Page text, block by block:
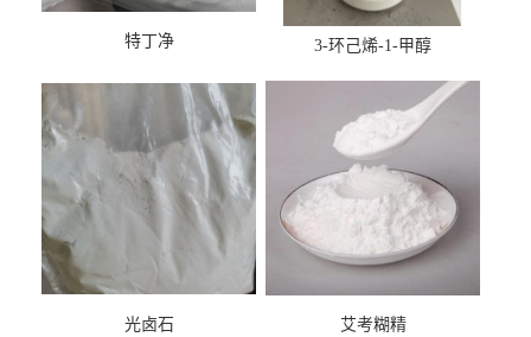
特丁净 3-环己烯-1-甲醇
光卤石 艾考糊精